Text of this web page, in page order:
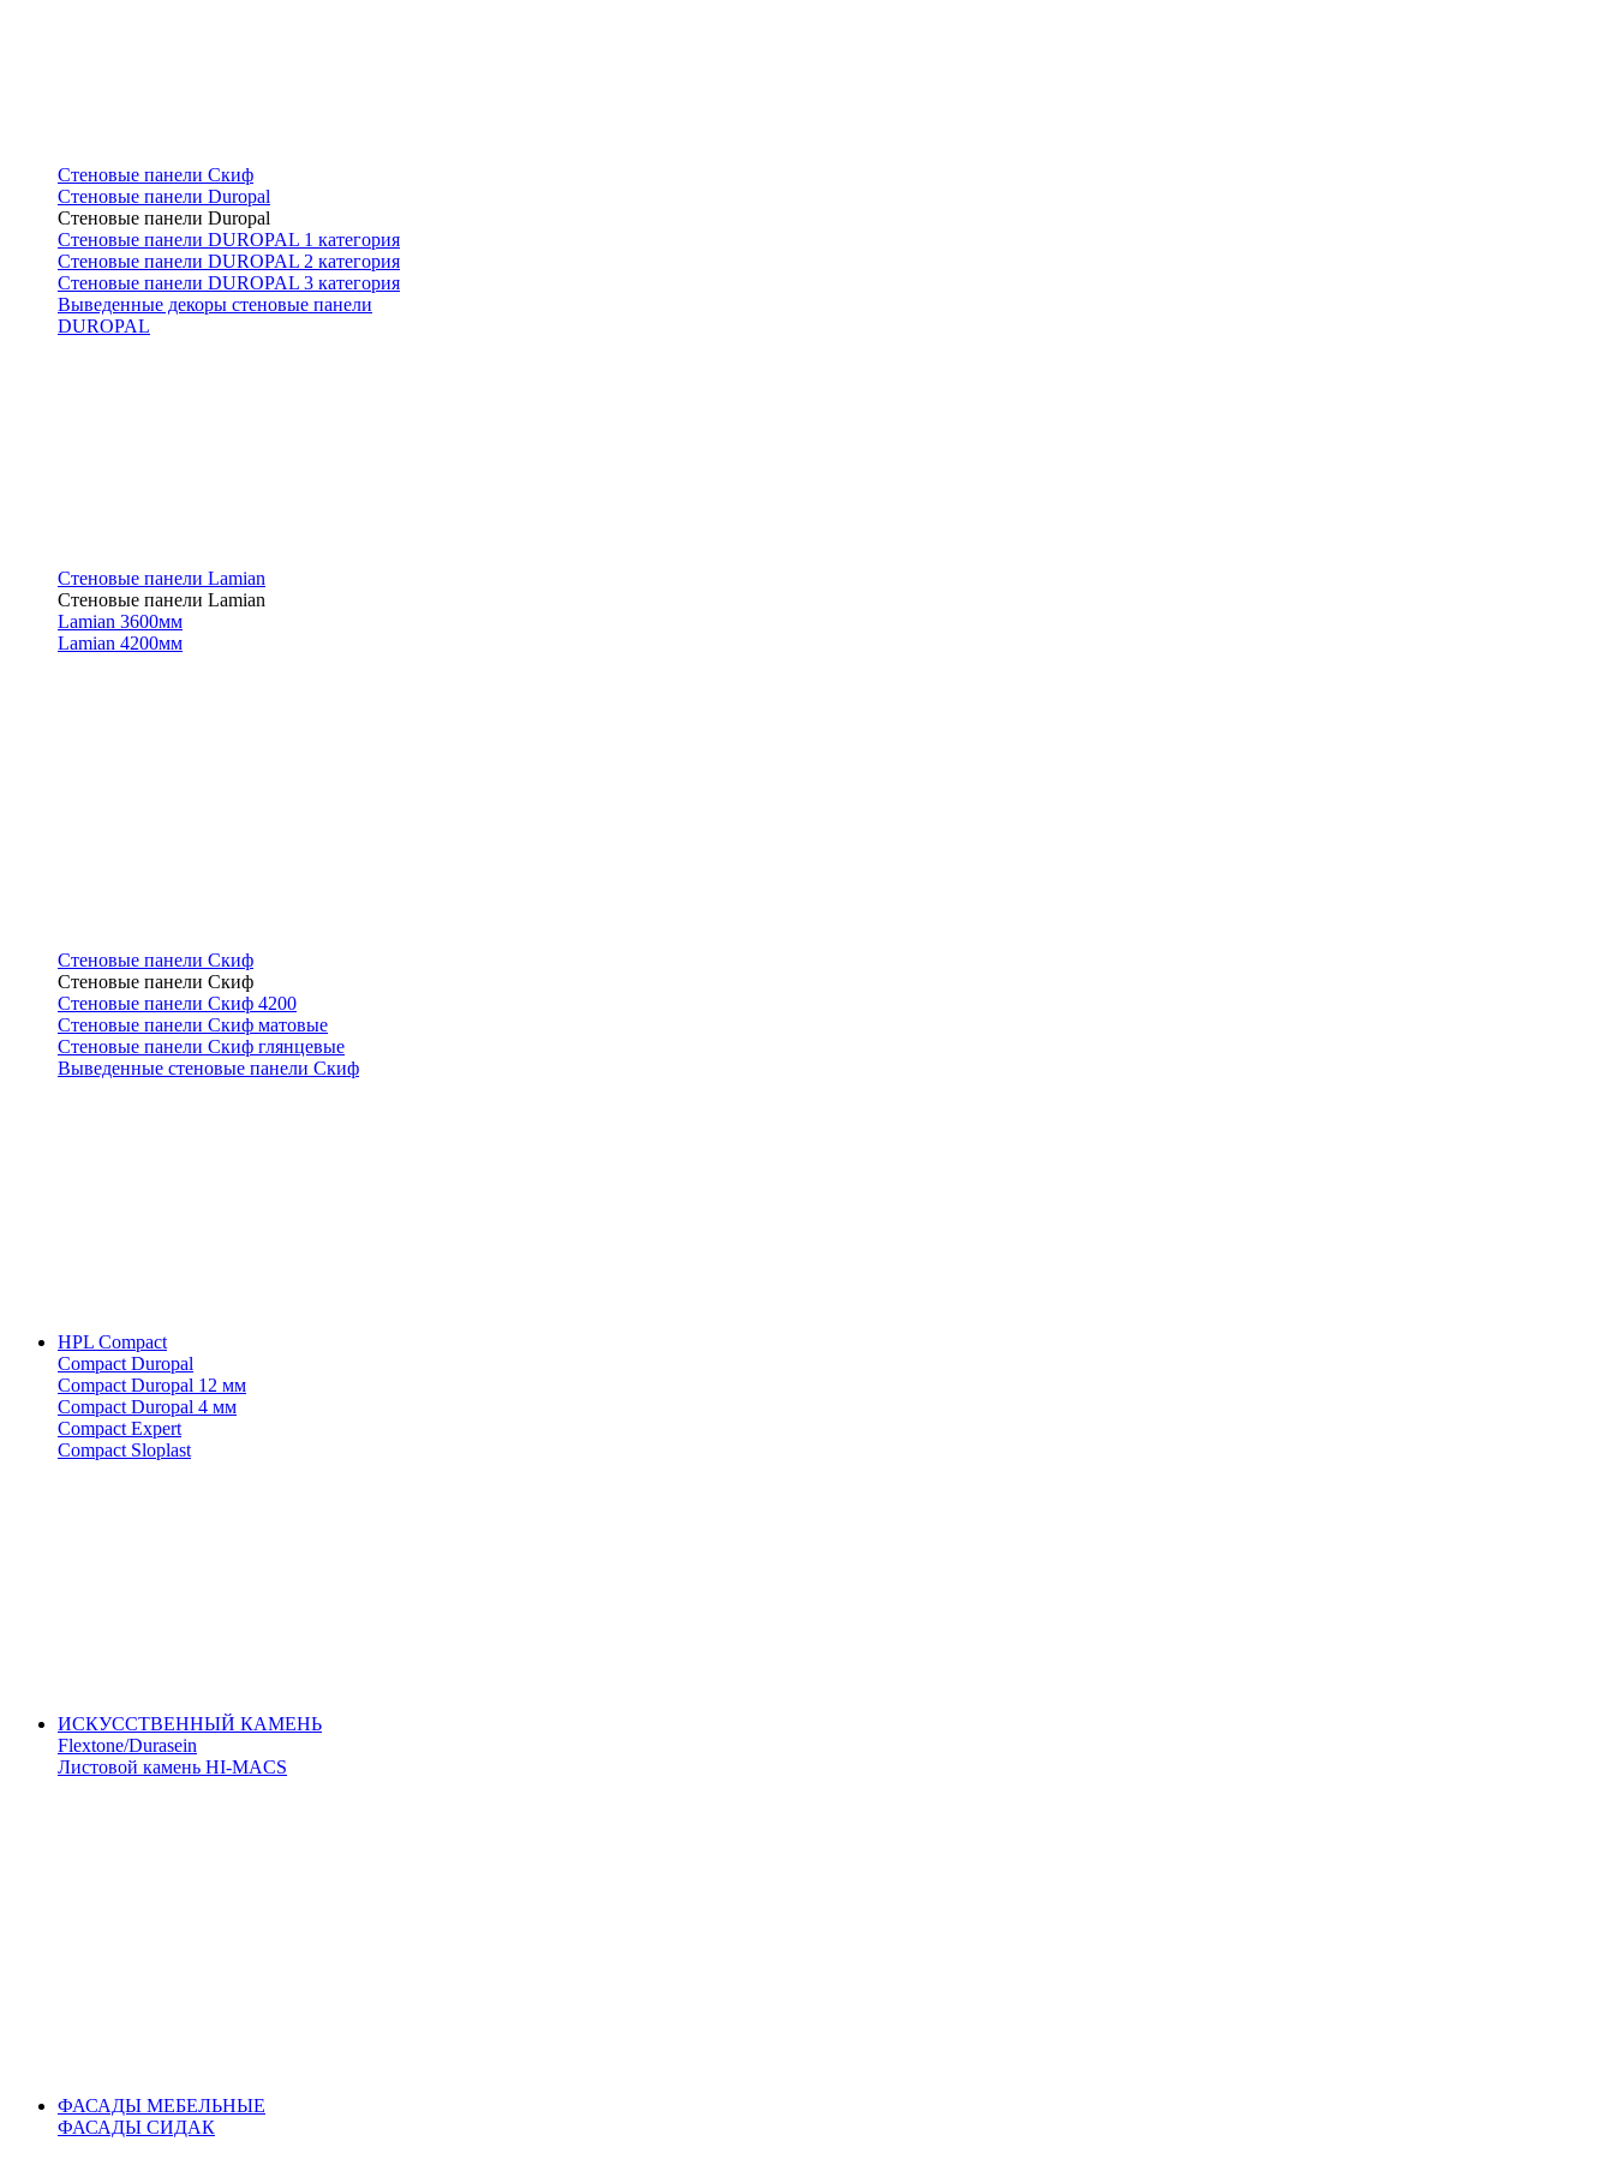
Стеновые панели Скиф
Стеновые панели Duropal
Стеновые панели Duropal
Стеновые панели DUROPAL 1 категория
Стеновые панели DUROPAL 2 категория
Стеновые панели DUROPAL 3 категория
Выведенные декоры стеновые панели
DUROPAL
Стеновые панели Lamian
Стеновые панели Lamian
Lamian 3600мм
Lamian 4200мм
Стеновые панели Скиф
Стеновые панели Скиф
Стеновые панели Скиф 4200
Стеновые панели Скиф матовые
Стеновые панели Скиф глянцевые
Выведенные стеновые панели Скиф
HPL Compact
Compact Duropal
Compact Duropal 12 мм
Compact Duropal 4 мм
Compact Expert
Compact Sloplast
ИСКУССТВЕННЫЙ КАМЕНЬ
Flextone/Durasein
Листовой камень HI-MACS
ФАСАДЫ МЕБЕЛЬНЫЕ
ФАСАДЫ СИДАК